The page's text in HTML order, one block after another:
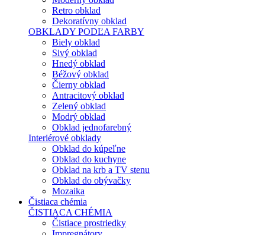
Retro obklad
Dekoratívny obklad
OBKLADY PODĽA FARBY
Biely obklad
Sivý obklad
Hnedý obklad
Béžový obklad
Čierny obklad
Antracitový obklad
Zelený obklad
Modrý obklad
Obklad jednofarebný
Interiérové obklady
Obklad do kúpeľne
Obklad do kuchyne
Obklad na krb a TV stenu
Obklad do obývačky
Mozaika
Čistiaca chémia
ČISTIACA CHÉMIA
Čistiace prostriedky